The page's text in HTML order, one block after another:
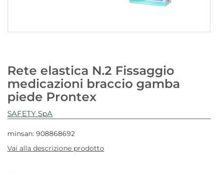
Rete elastica N.2 Fissaggio
medicazioni braccio gamba
piede Prontex
SAFETY SpA
minsan: 908868692
Vai alla descrizione prodotto